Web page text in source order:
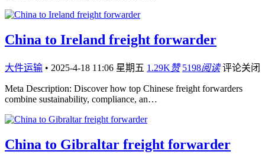
China to Ireland freight forwarder
大件运输 • 2025-4-18 11:06 星期五 1.29K赞 5198阅读 评论关闭
Meta Description: Discover how top Chinese freight forwarders
combine sustainability, compliance, an…
China to Gibraltar freight forwarder